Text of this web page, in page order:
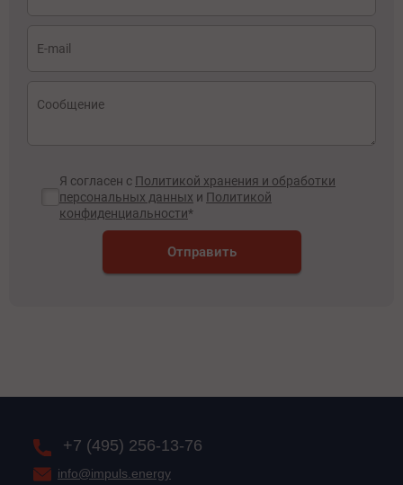
Я согласен с Политикой хранения и обработки
персональных данных и Политикой
конфиденциальности*
Отправить
+7 (495) 256-13-76
info@impuls.energy